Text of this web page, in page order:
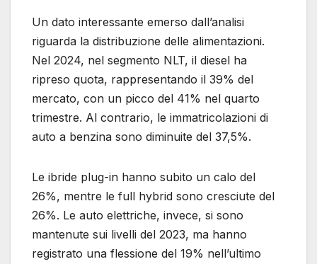
Un dato interessante emerso dall’analisi
riguarda la distribuzione delle alimentazioni.
Nel 2024, nel segmento NLT, il diesel ha
ripreso quota, rappresentando il 39% del
mercato, con un picco del 41% nel quarto
trimestre. Al contrario, le immatricolazioni di
auto a benzina sono diminuite del 37,5%.
Le ibride plug-in hanno subito un calo del
26%, mentre le full hybrid sono cresciute del
26%. Le auto elettriche, invece, si sono
mantenute sui livelli del 2023, ma hanno
registrato una flessione del 19% nell’ultimo